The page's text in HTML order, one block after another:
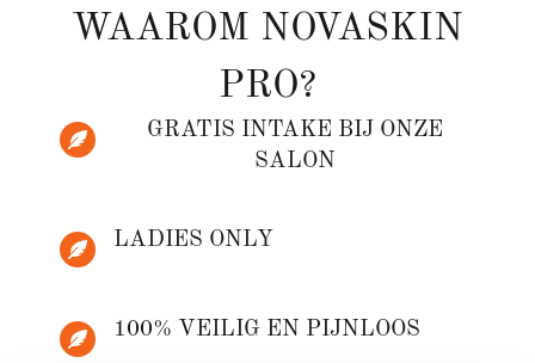
Bovenlip
Duur: 10 m Prijs: €25,00
Bakkebaard
15 m Prijs: €45,00
WAAROM NOVASKIN
PRO?
GRATIS INTAKE BIJ ONZE
SALON
LADIES ONLY
100% VEILIG EN PIJNLOOS